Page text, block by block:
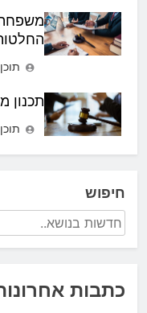
תכנון
חיפוש
כתבות